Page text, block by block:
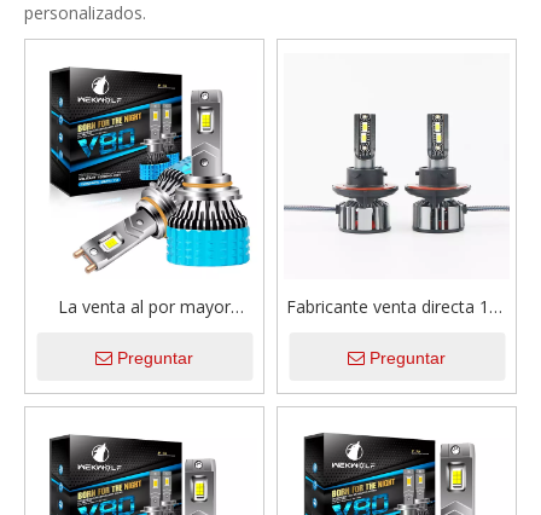
personalizados.
La venta al por mayor
cobre duales modificados
para requisitos particulares
12-24V LED del alto lumen
18000LM 180W para el
coche
Preguntar
Fabricante venta directa 12V
6000LM H4 H7 H11 H13
9005 9006 todos los
bombillas LED para faros
delanteros de coche
Preguntar